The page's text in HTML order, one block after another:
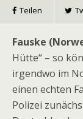
Teilen
Fauske
Hütte“ – so
irgendwo im
einen echten
Polizei